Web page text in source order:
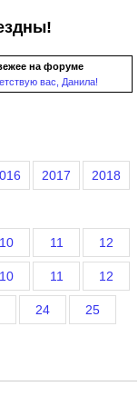
на форуме
вас, Данила!
2017 2018
10 11 12
10 11 12
24 25